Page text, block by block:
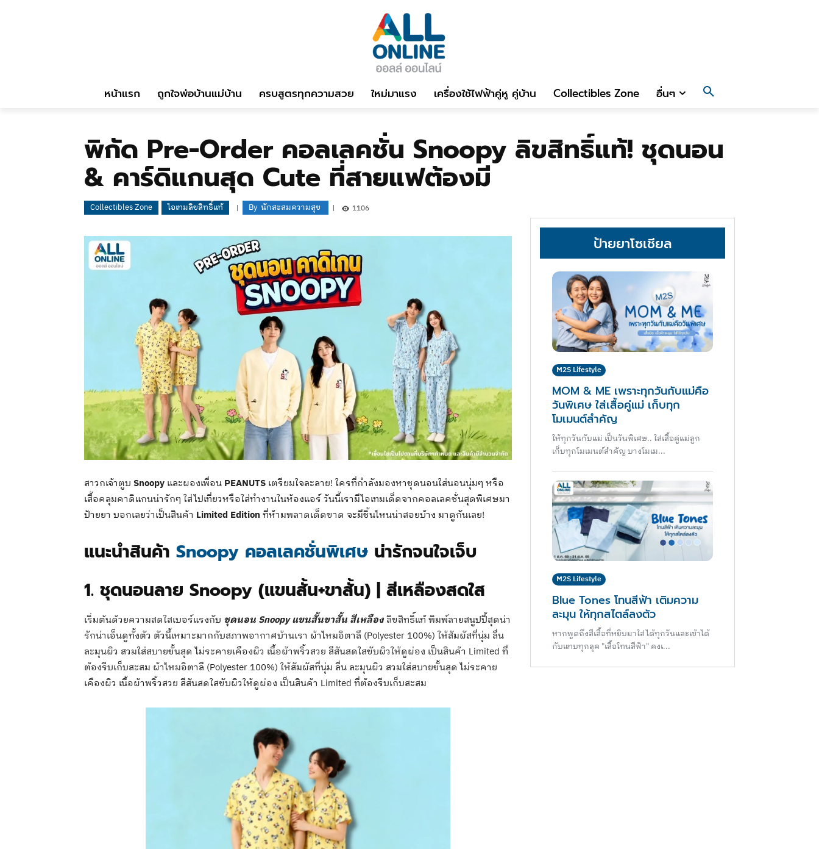
หน้าแรก ถูกใจพ่อบ้านแม่บ้าน ครบสูตรทุกความสวย ใหม่มาแรง เครื่องใช้ไฟฟ้าคู่หู คู่บ้าน Collectibles Zone อื่นๆ
พิกัด Pre-Order คอลเลคชั่น Snoopy ลิขสิทธิ์แท้! ชุดนอน
& คาร์ดิแกนสุด Cute ที่สายแฟต้องมี
Collectibles Zone ไอเทมลิขสิทธิ์แท้ By นักสะสมความสุข 1106
สาวกเจ้าตูบ Snoopy และผองเพื่อน PEANUTS เตรียมใจละลาย! ใครที่กำลังมองหาชุดนอนใส่นอนนุ่มๆ หรือ
เสื้อคลุมคาดิแกนน่ารักๆ ใส่ไปเที่ยวหรือใส่ทำงานในห้องแอร์ วันนี้เรามีไอเทมเด็ดจากคอลเลคชั่นสุดพิเศษมา
ป้ายยา บอกเลยว่าเป็นสินค้า Limited Edition ที่ห้ามพลาดเด็ดขาด จะมีชิ้นไหนน่าสอยบ้าง มาดูกันเลย!
แนะนำสินค้า Snoopy คอลเลคชั่นพิเศษ น่ารักจนใจเจ็บ
1. ชุดนอนลาย Snoopy (แขนสั้น+ขาสั้น) | สีเหลืองสดใส
เริ่มต้นด้วยความสดใสเบอร์แรงกับ ชุดนอน Snoopy แขนสั้นขาสั้น สีเหลืองลิขสิทธิ์แท้ พิมพ์ลายสนูปปี้สุดน่า
รักน่าเอ็นดูทั้งตัว ตัวนี้เหมาะมากกับสภาพอากาศบ้านเรา ผ้าไหมอิตาลี (Polyester 100%) ให้สัมผัสที่นุ่ม ลื่น
ละมุนผิว สวมใส่สบายขั้นสุด ไม่ระคายเคืองผิว เนื้อผ้าพริ้วสวย สีสันสดใสขับผิวให้ดูผ่อง เป็นสินค้า Limited ที่
ต้องรีบเก็บสะสม ผ้าไหมอิตาลี (Polyester 100%) ให้สัมผัสที่นุ่ม ลื่น ละมุนผิว สวมใส่สบายขั้นสุด ไม่ระคาย
เคืองผิว เนื้อผ้าพริ้วสวย สีสันสดใสขับผิวให้ดูผ่อง เป็นสินค้า Limited ที่ต้องรีบเก็บสะสม
ป้ายยาโซเชียล
M2S Lifestyle
MOM & ME เพราะทุกวันกับแม่คือ
วันพิเศษ ใส่เสื้อคู่แม่ เก็บทุก
โมเมนต์สำคัญ
ให้ทุกวันกับแม่ เป็นวันพิเศษ.. ใส่เสื้อคู่แม่ลูก
เก็บทุกโมเมนต์สำคัญ บางโมเม...
M2S Lifestyle
Blue Tones โทนสีฟ้า เติมความ
ละมุน ให้ทุกสไตล์ลงตัว
หากพูดถึงสีเสื้อที่หยิบมาใส่ได้ทุกวันและเข้าได้
กับแทบทุกลุค "เสื้อโทนสีฟ้า" คงเ...